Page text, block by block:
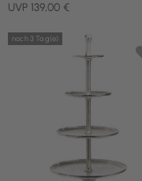
UVP 139,00 €
noch 3 Tag(e)